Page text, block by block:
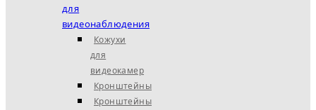
для
видеонаблюдения
Кожухи
для
видеокамер
Кронштейны
Кронштейны